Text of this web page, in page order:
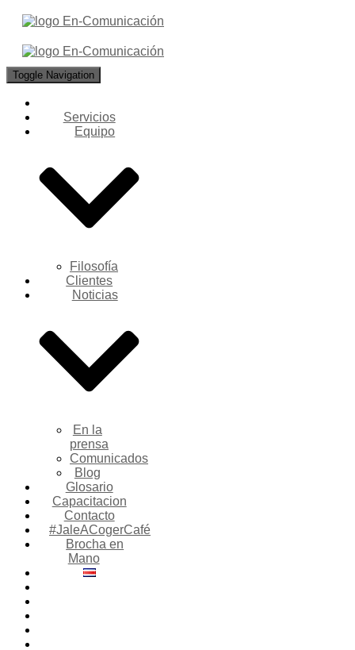
Toggle Navigation
Servicios
Equipo
Filosofía
Clientes
Noticias
En la
prensa
Comunicados
Blog
Glosario
Capacitacion
Contacto
#JaleACogerCafé
Brocha en
Mano